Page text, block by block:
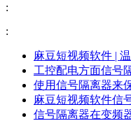
:
:
麻豆短视频软件 |
工控配电方面信号
使用信号隔离器来
麻豆短视频软件信
信号隔离器在变频